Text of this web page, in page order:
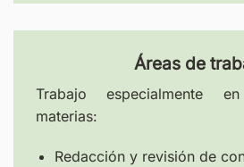
Áreas de
Trabajo especialmente
materias:
Redacción y revisión de